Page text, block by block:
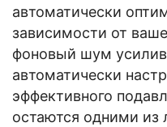
автоматически
зависимости от
фоновый шум
автоматически
эффективного
остаются одними из